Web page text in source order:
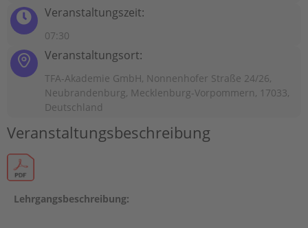
Veranstaltungszeit:
07:30
Veranstaltungsort:
TFA-Akademie GmbH, Nonnenhofer Straße 24/26,
Neubrandenburg, Mecklenburg-Vorpommern, 17033,
Deutschland
Veranstaltungsbeschreibung
Lehrgangsbeschreibung: